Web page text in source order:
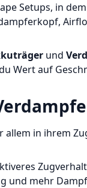
Setups, in
und
Wert auf
in ihrem
und mehr Dampf